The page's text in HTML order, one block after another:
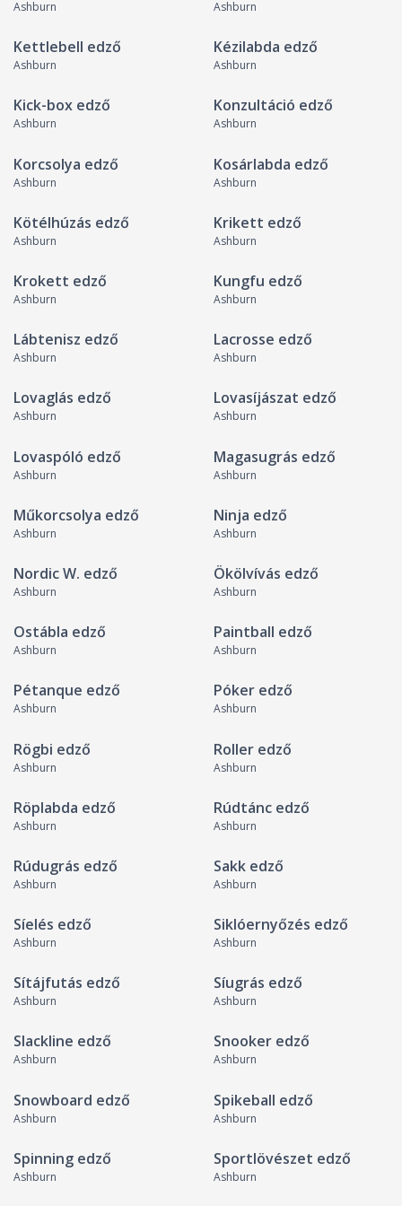
Ashburn Ashburn
Kettlebell edző
Ashburn
Kézilabda edző
Ashburn
Kick-box edző
Ashburn
Konzultáció edző
Ashburn
Korcsolya edző
Ashburn
Kosárlabda edző
Ashburn
Kötélhúzás edző
Ashburn
Krikett edző
Ashburn
Krokett edző
Ashburn
Kungfu edző
Ashburn
Lábtenisz edző
Ashburn
Lacrosse edző
Ashburn
Lovaglás edző
Ashburn
Lovasíjászat edző
Ashburn
Lovaspóló edző
Ashburn
Magasugrás edző
Ashburn
Műkorcsolya edző
Ashburn
Ninja edző
Ashburn
Nordic W. edző
Ashburn
Ökölvívás edző
Ashburn
Ostábla edző
Ashburn
Paintball edző
Ashburn
Pétanque edző
Ashburn
Póker edző
Ashburn
Rögbi edző
Ashburn
Roller edző
Ashburn
Röplabda edző
Ashburn
Rúdtánc edző
Ashburn
Rúdugrás edző
Ashburn
Sakk edző
Ashburn
Síelés edző
Ashburn
Siklóernyőzés edző
Ashburn
Sítájfutás edző
Ashburn
Síugrás edző
Ashburn
Slackline edző
Ashburn
Snooker edző
Ashburn
Snowboard edző
Ashburn
Spikeball edző
Ashburn
Spinning edző
Ashburn
Sportlövészet edző
Ashburn